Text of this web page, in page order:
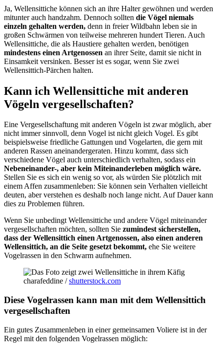
Ja, Wellensittiche können sich an ihre Halter gewöhnen und werden
mitunter auch handzahm. Dennoch sollten die Vögel niemals
einzeln gehalten werden, denn in freier Wildbahn leben sie in
großen Schwärmen von teilweise mehreren hundert Tieren. Auch
Wellensittiche, die als Haustiere gehalten werden, benötigen
mindestens einen Artgenossen an ihrer Seite, damit sie nicht in
Einsamkeit versinken. Besser ist es sogar, wenn Sie zwei
Wellensittich-Pärchen halten.
Kann ich Wellensittiche mit anderen
Vögeln vergesellschaften?
Eine Vergesellschaftung mit anderen Vögeln ist zwar möglich, aber
nicht immer sinnvoll, denn Vogel ist nicht gleich Vogel. Es gibt
beispielsweise friedliche Gattungen und Vogelarten, die gern mit
anderen Rassen aneinandergeraten. Hinzu kommt, dass sich
verschiedene Vögel auch unterschiedlich verhalten, sodass ein
Nebeneinander-, aber kein Miteinanderleben möglich wäre.
Stellen Sie es sich ein wenig so vor, als würden Sie plötzlich mit
einem Affen zusammenleben: Sie können sein Verhalten vielleicht
deuten, aber verstehen es deshalb noch lange nicht. Auf Dauer kann
dies zu Problemen führen.
Wenn Sie unbedingt Wellensittiche und andere Vögel miteinander
vergesellschaften möchten, sollten Sie zumindest sicherstellen,
dass der Wellensittich einen Artgenossen, also einen anderen
Wellensittich, an die Seite gesetzt bekommt, ehe Sie weitere
Vogelrassen in den Schwarm aufnehmen.
charafeddine /shutterstock.com
Diese Vogelrassen kann man mit dem Wellensittich
vergesellschaften
Ein gutes Zusammenleben in einer gemeinsamen Voliere ist in der
Regel mit den folgenden Vogelrassen möglich: